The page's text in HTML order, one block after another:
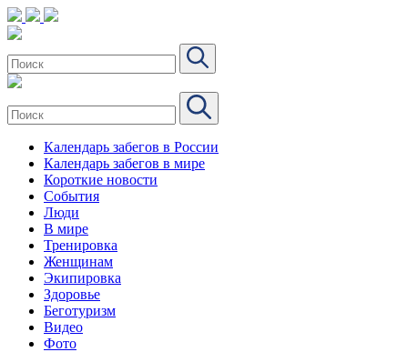
Календарь забегов в России
Календарь забегов в мире
Короткие новости
События
Люди
В мире
Тренировка
Женщинам
Экипировка
Здоровье
Беготуризм
Видео
Фото